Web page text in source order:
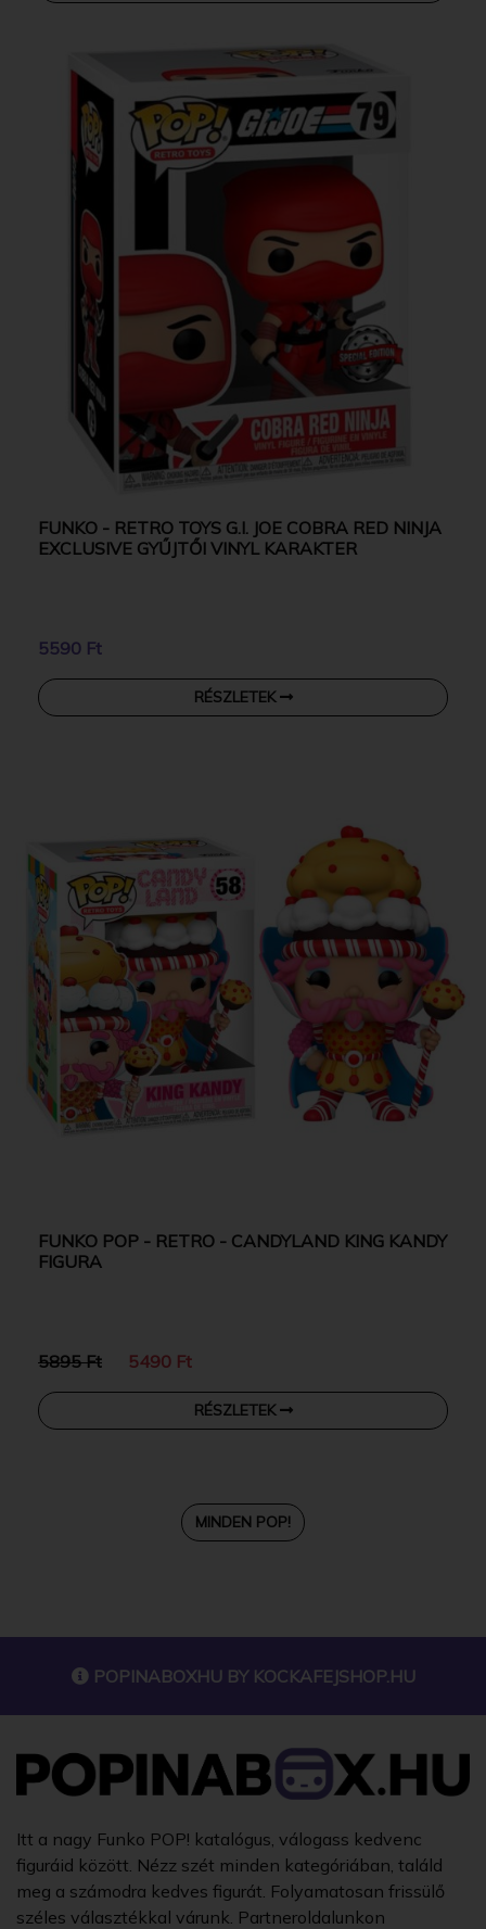
FUNKO - RETRO TOYS G.I. JOE COBRA RED NINJA
EXCLUSIVE GYŰJTŐI VINYL KARAKTER
5590 Ft
RÉSZLETEK
FUNKO POP - RETRO - CANDYLAND KING KANDY
FIGURA
5895 Ft 5490 Ft
RÉSZLETEK
MINDEN POP!
POPINABOXHU BY KOCKAFEJSHOP.HU
Itt a nagy Funko POP! katalógus, válogass kedvenc
figuráid között. Nézz szét minden kategóriában, találd
meg a számodra kedves figurát. Folyamatosan frissülő
széles választékkal várunk. Partneroldalunkon